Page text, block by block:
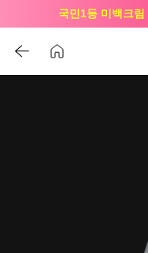
국민1등 미백크림